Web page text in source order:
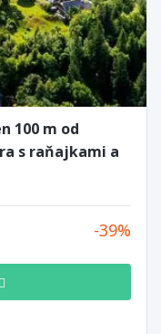
100 m od
s raňajkami a
39